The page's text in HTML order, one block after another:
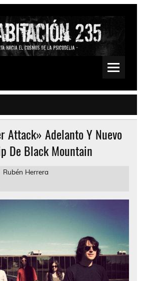
Doom, Sludge, Fuzz, Space, Drone
Attack» Adelanto Y Nuevo
De Black Mountain
Rubén Herrera